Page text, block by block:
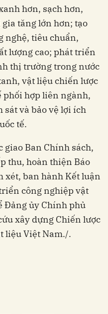
hơn, sạch hơn,
tăng lớn hơn; tạo
nghệ, tiêu chuẩn,
lượng cao; phát triển
thị trường trong nước
vật liệu chiến lược
phối hợp liên ngành,
và bảo vệ lợi ích
tế.
giao Ban Chính sách,
thu, hoàn thiện Báo
xét, ban hành Kết luận
công nghiệp vật
Đảng ủy Chính phủ
xây dựng Chiến lược
liệu Việt Nam./.